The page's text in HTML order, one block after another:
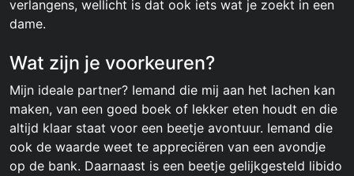
verlangens, wellicht is dat ook iets wat je zoekt in een
dame.
Wat zijn je voorkeuren?
Mijn ideale partner? Iemand die mij aan het lachen kan
maken, van een goed boek of lekker eten houdt en die
altijd klaar staat voor een beetje avontuur. Iemand die
ook de waarde weet te appreciëren van een avondje
op de bank. Daarnaast is een beetje gelijkgesteld libido